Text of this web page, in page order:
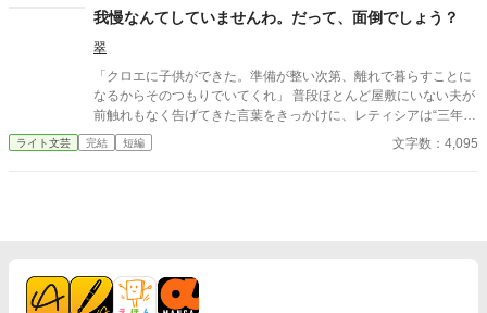
になった女は庭師と不倫して不義の子を儲け、その不義の子こと
ジュリアーノは陛下が側室にも成れない身分の低い女が産んだ息
子のユーリアを後宮に入れて妃のように扱っているのよーーー
っ！！！ 私とジュリアーノの結婚は王太子の後見になって欲しい
と陛下から土下座をされてまで請われたもの。 それなのに･･･ジ
ュリアーノは私を後宮の片隅に追いやりユーリアと毎晩「アッ
ー！」をするにしてもベルフィーネという存在が邪魔という理由
古代ギリシャ・ローマ神話、古代バビロニアをベースにしたファ
ンタジー、ベルフィーネの一人称は『私』と書いて『わたくし』
我慢なんてしていませんわ。だって、面倒でしょう？
翠
「クロエに子供ができた。準備が整い次第、離れで暮らすことに
なるからそのつもりでいてくれ」 普段ほとんど屋敷にいない夫が
前触れもなく告げてきた言葉をきっかけに、レティシアは“三年
間”の契約を終わらせることにした。 赤の他人を屋敷に迎えるこ
とはしない。 不要なものに感情を砕く理由などない。 「だって、
ライト文芸 完結 短編 文字数：4,095